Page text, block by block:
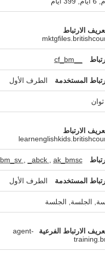
الطرف الأول
bm_sv _abck ak_bmsc
الطرف الأول
الجلسة, الجلسة
agent-